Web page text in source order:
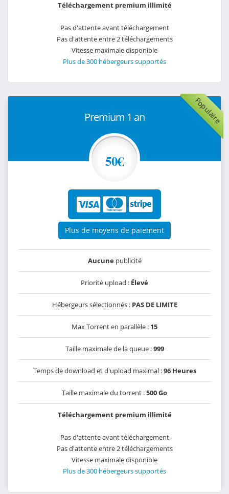
Téléchargement premium illimité
Pas d'attente avant téléchargement
Pas d'attente entre 2 téléchargements
Vitesse maximale disponible
Plus de 300 hébergeurs supportés
Populaire
Premium 1 an
50€
Plus de moyens de paiement
Aucunepublicité
Priorité upload : Élevé
Hébergeurs sélectionnés : PAS DE LIMITE
Max Torrent en parallèle : 15
Taille maximale de la queue :999
Temps de download et d'upload maximal :96 Heures
Taille maximale du torrent :500 Go
Téléchargement premium illimité
Pas d'attente avant téléchargement
Pas d'attente entre 2 téléchargements
Vitesse maximale disponible
Plus de 300 hébergeurs supportés